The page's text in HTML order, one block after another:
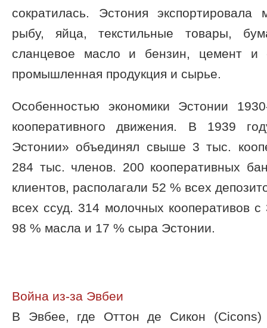
сократилась. Эстония
рыбу, яйца, текстильные товары,
сланцевое масло и бензин, цемент и
промышленная продукция и сырье.
Особенностью экономики Эстонии
кооперативного движения. В 1939
Эстонии» объединял свыше 3 тыс.
284 тыс. членов. 200 кооперативных
клиентов, располагали 52 % всех
всех ссуд. 314 молочных кооперативов
98 % масла и 17 % сыра Эстонии.
Война из-за Эвбеи
В Эвбее, где Оттон де Сикон